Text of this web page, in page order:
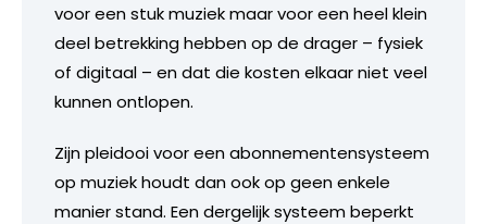
voor een stuk muziek maar voor een heel klein
deel betrekking hebben op de drager – fysiek
of digitaal – en dat die kosten elkaar niet veel
kunnen ontlopen.
Zijn pleidooi voor een abonnementensysteem
op muziek houdt dan ook op geen enkele
manier stand. Een dergelijk systeem beperkt